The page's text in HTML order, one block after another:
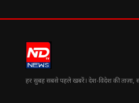
हर सुबह सबसे पहले खबरें। देश-विदेश की ताज़ा,